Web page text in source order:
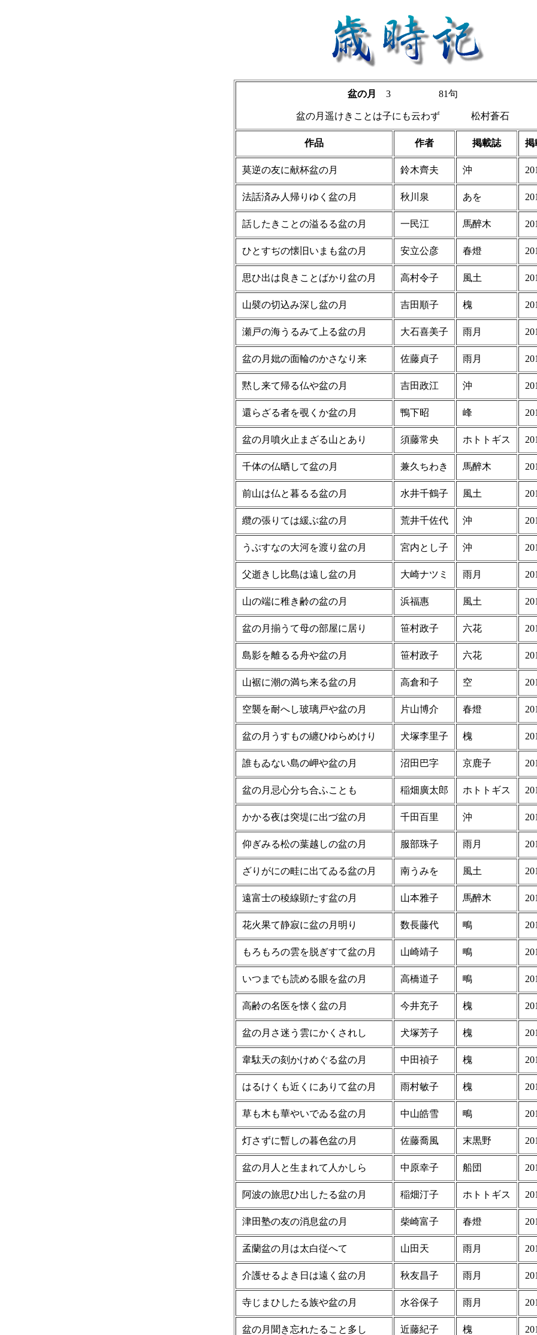
盆の月 3 81句
盆の月遥けきことは子にも云わず 松村蒼石
作品 作者 掲載誌 掲
莫逆の友に献杯盆の月 鈴木齊夫 沖
法話済み人帰りゆく盆の月 秋川泉 あを
話したきことの溢るる盆の月 一民江 馬醉木
ひとすぢの懐旧いまも盆の月 安立公彦 春燈
思ひ出は良きことばかり盆の月 高村令子 風土
山襞の切込み深し盆の月 吉田順子 槐
瀬戸の海うるみて上る盆の月 大石喜美子 雨月
盆の月妣の面輪のかさなり来 佐藤貞子 雨月
黙し来て帰る仏や盆の月 吉田政江 沖
還らざる者を覗くか盆の月 鴨下昭 峰
盆の月噴火止まざる山とあり 須藤常央 ホトトギス
千体の仏晒して盆の月 兼久ちわき 馬醉木
前山は仏と暮るる盆の月 水井千鶴子 風土
纜の張りては緩ぶ盆の月 荒井千佐代 沖
うぶすなの大河を渡り盆の月 宮内とし子 沖
父逝きし比島は遠し盆の月 大崎ナツミ 雨月
山の端に稚き齢の盆の月 浜福惠 風土
盆の月揃うて母の部屋に居り 笹村政子 六花
島影を離るる舟や盆の月 笹村政子 六花
山裾に潮の満ち来る盆の月 高倉和子 空
空襲を耐へし玻璃戸や盆の月 片山博介 春燈
盆の月うすもの纏ひゆらめけり 犬塚李里子 槐
誰もゐない島の岬や盆の月 沼田巴字 京鹿子
盆の月忌心分ち合ふことも 稲畑廣太郎 ホトトギス
かかる夜は突堤に出づ盆の月 千田百里 沖
仰ぎみる松の葉越しの盆の月 服部珠子 雨月
ざりがにの畦に出てゐる盆の月 南うみを 風土
遠富士の稜線顕たす盆の月 山本雅子 馬醉木
花火果て静寂に盆の月明り 数長藤代 鴫
もろもろの雲を脱ぎすて盆の月 山崎靖子 鴫
いつまでも読める眼を盆の月 高橋道子 鴫
高齢の名医を懐く盆の月 今井充子 槐
盆の月さ迷う雲にかくされし 犬塚芳子 槐
韋駄天の刻かけめぐる盆の月 中田禎子 槐
はるけくも近くにありて盆の月 雨村敏子 槐
草も木も華やいでゐる盆の月 中山皓雪 鴫
灯さずに暫しの暮色盆の月 佐藤喬風 末黒野
盆の月人と生まれて人かしら 中原幸子 船団
阿波の旅思ひ出したる盆の月 稲畑汀子 ホトトギス
津田塾の友の消息盆の月 柴崎富子 春燈
孟蘭盆の月は太白従へて 山田天 雨月
介護せるよき日は遠く盆の月 秋友昌子 雨月
寺じまひしたる族や盆の月 水谷保子 雨月
盆の月聞き忘れたること多し 近藤紀子 槐